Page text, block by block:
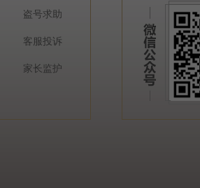
盗号求助
客服投诉
家长监护